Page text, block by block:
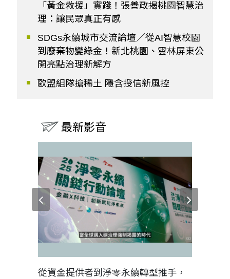
「黃金救援」實踐！張善政揭桃園智慧治
理：讓民眾真正有感
SDGs永續城市交流論壇／從AI智慧校園
到廢棄物變綠金！新北桃園、雲林屏東公
開亮點治理新解方
歐盟組隊搶稀土 隱含授信新風控
最新影音
從資金提供者到淨零永續轉型推手，